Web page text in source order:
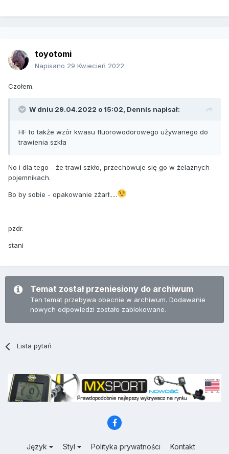
toyotomi
Napisano 29 Kwiecień 2022
Czołem.
W dniu 29.04.2022 o 15:02, Dennis napisał:
HF to także wzór kwasu fluorowodorowego używanego do
trawienia szkła
No i dla tego - że trawi szkło, przechowuje się go w żelaznych
pojemnikach.
Bo by sobie - opakowanie zżarł.....
pzdr.
stani
Temat został przeniesiony do archiwum
Ten temat przebywa obecnie w archiwum. Dodawanie
nowych odpowiedzi zostało zablokowane.
Lista pytań
Język Styl Polityka prywatności
Kontakt